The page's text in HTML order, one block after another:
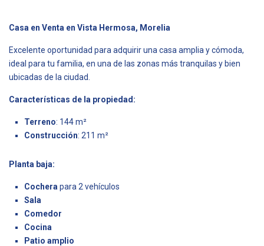
Casa en Venta en Vista Hermosa, Morelia
Excelente oportunidad para adquirir una casa amplia y cómoda,
ideal para tu familia, en una de las zonas más tranquilas y bien
ubicadas de la ciudad.
Características de la propiedad:
Terreno: 144 m²
Construcción: 211 m²
Planta baja:
Cochera para 2 vehículos
Sala
Comedor
Cocina
Patio amplio